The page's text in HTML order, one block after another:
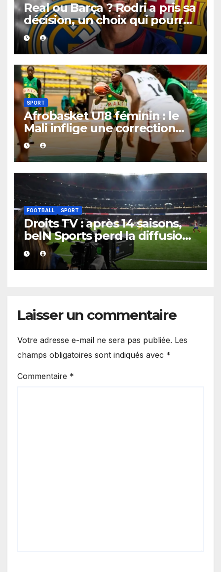
Real ou Barça ? Rodri a pris sa
décision, un choix qui pourrait
faire grand bruit sur le
marché des transferts.
SPORT
Afrobasket U18 féminin : le
Mali inflige une correction
historique au Bénin avec plus
de 100 points d’écart
FOOTBALL SPORT
Droits TV : après 14 saisons,
beIN Sports perd la diffusion
de la Liga
Laisser un commentaire
Votre adresse e-mail ne sera pas publiée. Les
champs obligatoires sont indiqués avec *
Commentaire *